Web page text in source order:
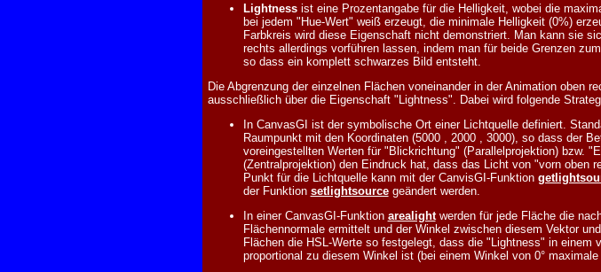
Lightnessist eine Prozentangabe für die Helligkeit, wobei die
bei jedem "Hue-Wert" weiß erzeugt, die minimale Helligkeit (0%)
Farbkreis wird diese Eigenschaft nicht demonstriert. Man kann sie
rechts allerdings vorführen lassen, indem man für beide Grenzen
so dass ein komplett schwarzes Bild entsteht.
Die Abgrenzung der einzelnen Flächen voneinander in der Animation oben
ausschließlich über die Eigenschaft "Lightness". Dabei wird folgende
In CanvasGI ist der symbolische Ort einer Lichtquelle definiert.
Raumpunkt mit den Koordinaten (5000 , 2000 , 3000), so dass der
voreingestellten Werten für "Blickrichtung" (Parallelprojektion) bzw.
(Zentralprojektion) den Eindruck hat, dass das Licht von "vorn oben
Punkt für die Lichtquelle kann mit der CanvisGI-Funktion
der Funktion setlightsourcegeändert werden.
In einer CanvasGI-Funktion arealightwerden für jede Fläche die
Flächennormale ermittelt und der Winkel zwischen diesem Vektor
Flächen die HSL-Werte so festgelegt, dass die "Lightness" in
proportional zu diesem Winkel ist (bei einem Winkel von 0°